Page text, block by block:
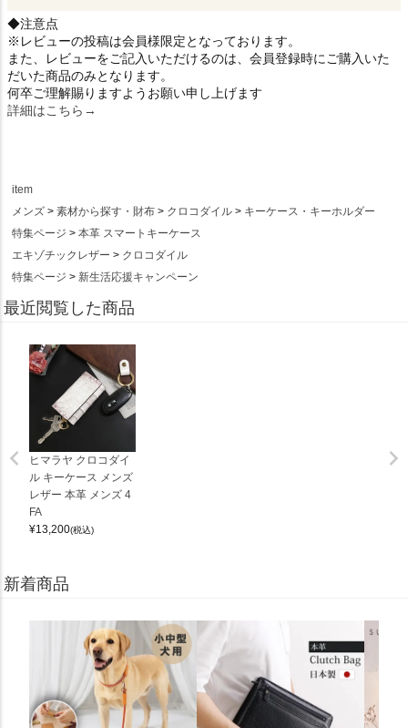
◆注意点
※レビューの投稿は会員様限定となっております。
また、レビューをご記入いただけるのは、会員登録時にご購入いた
だいた商品のみとなります。
何卒ご理解賜りますようお願い申し上げます
詳細はこちら→
item
メンズ
素材から探す・財布 クロコダイル
キーケース・キーホルダー
特集ページ
本革 スマートキーケース
エキゾチックレザー
クロコダイル
特集ページ
新生活応援キャンペーン
最近閲覧した商品
ヒマラヤ クロコダイ
ル キーケース メンズ
レザー 本革 メンズ 4
FA
¥13,200(税込)
新着商品